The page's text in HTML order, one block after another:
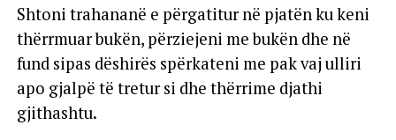
Shtoni trahananë e përgatitur në pjatën ku keni
thërrmuar bukën, përziejeni me bukën dhe në
fund sipas dëshirës spërkateni me pak vaj ulliri
apo gjalpë të tretur si dhe thërrime djathi
gjithashtu.